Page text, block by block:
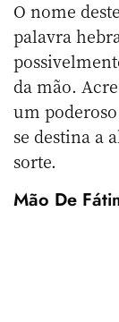
O nome
palavra
da mão.
um
se destina a
sorte.
Mão De